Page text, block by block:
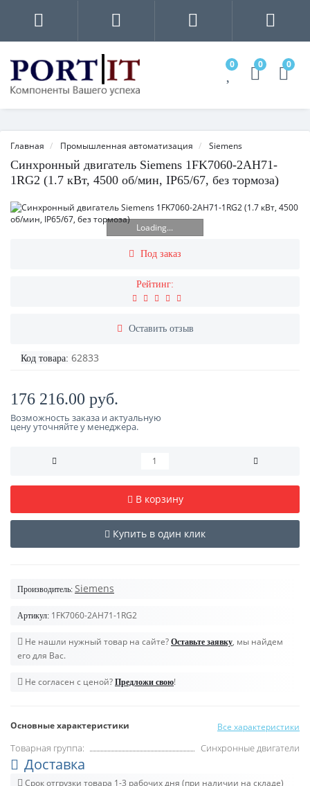
0 0 0
Главная Промышленная автоматизация Siemens
Синхронный двигатель Siemens 1FK7060-2AH71-
1RG2 (1.7 кВт, 4500 об/мин, IP65/67, без тормоза)
Loading...
Под заказ
Рейтинг:
Оставить отзыв
Код товара: 62833
176 216.00 руб.
Возможность заказа и актуальную
цену уточняйте у менеджера.
В корзину
Купить в один клик
Производитель: Siemens
Артикул: 1FK7060-2AH71-1RG2
Не нашли нужный товар на сайте? Оставьте заявку, мы найдем
его для Вас.
Не согласен с ценой? Предложи свою!
Основные характеристики Все характеристики
Товарная группа: Синхронные двигатели
Доставка
Срок отгрузки товара 1-3 рабочих дня (при наличии на складе)